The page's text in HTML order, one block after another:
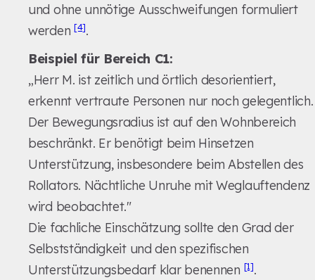
und ohne unnötige Ausschweifungen formuliert
werden [4].
Beispiel für Bereich C1:
„Herr M. ist zeitlich und örtlich desorientiert,
erkennt vertraute Personen nur noch gelegentlich.
Der Bewegungsradius ist auf den Wohnbereich
beschränkt. Er benötigt beim Hinsetzen
Unterstützung, insbesondere beim Abstellen des
Rollators. Nächtliche Unruhe mit Weglauftendenz
wird beobachtet."
Die fachliche Einschätzung sollte den Grad der
Selbstständigkeit und den spezifischen
Unterstützungsbedarf klar benennen [1].